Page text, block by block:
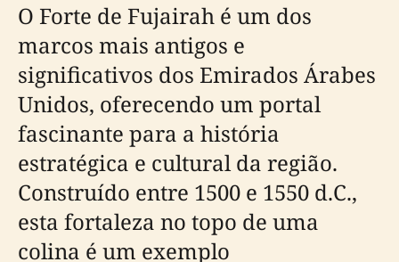
O Forte de Fujairah é um dos
marcos mais antigos e
significativos dos Emirados Árabes
Unidos, oferecendo um portal
fascinante para a história
estratégica e cultural da região.
Construído entre 1500 e 1550 d.C.,
esta fortaleza no topo de uma
colina é um exemplo